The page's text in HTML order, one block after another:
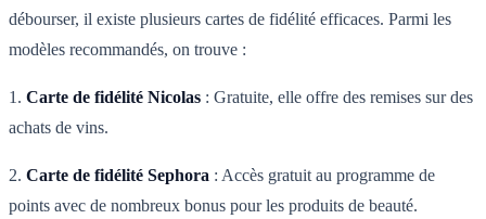
débourser, il existe plusieurs cartes de fidélité efficaces. Parmi les
modèles recommandés, on trouve :
1. Carte de fidélité Nicolas : Gratuite, elle offre des remises sur des
achats de vins.
2. Carte de fidélité Sephora : Accès gratuit au programme de
points avec de nombreux bonus pour les produits de beauté.